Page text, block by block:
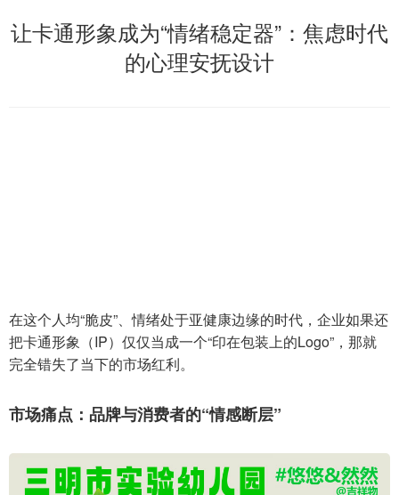
让卡通形象成为“情绪稳定器”：焦虑时代
的心理安抚设计
在这个人均“脆皮”、情绪处于亚健康边缘的时代，企业如果还
把卡通形象（IP）仅仅当成一个“印在包装上的Logo”，那就
完全错失了当下的市场红利。
市场痛点：品牌与消费者的“情感断层”